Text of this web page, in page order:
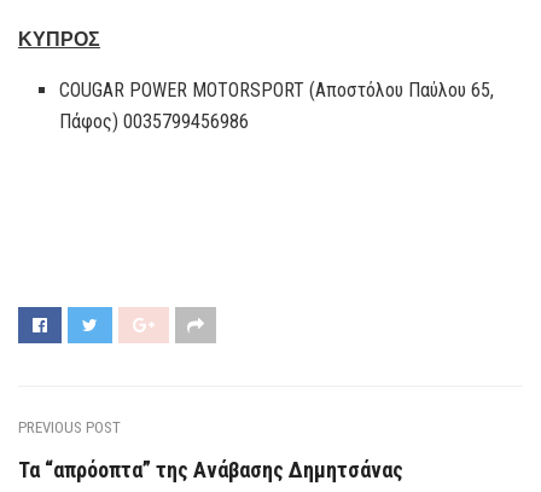
ΚΥΠΡΟΣ
COUGAR POWER MOTORSPORT (Αποστόλου Παύλου 65,
Πάφος) 0035799456986
PREVIOUS POST
Τα “απρόοπτα” της Ανάβασης Δημητσάνας